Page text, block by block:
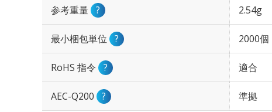
参考重量 ? 2.54g
最小梱包単位 ? 2000個
RoHS 指令 ? 適合
AEC-Q200 ? 準拠